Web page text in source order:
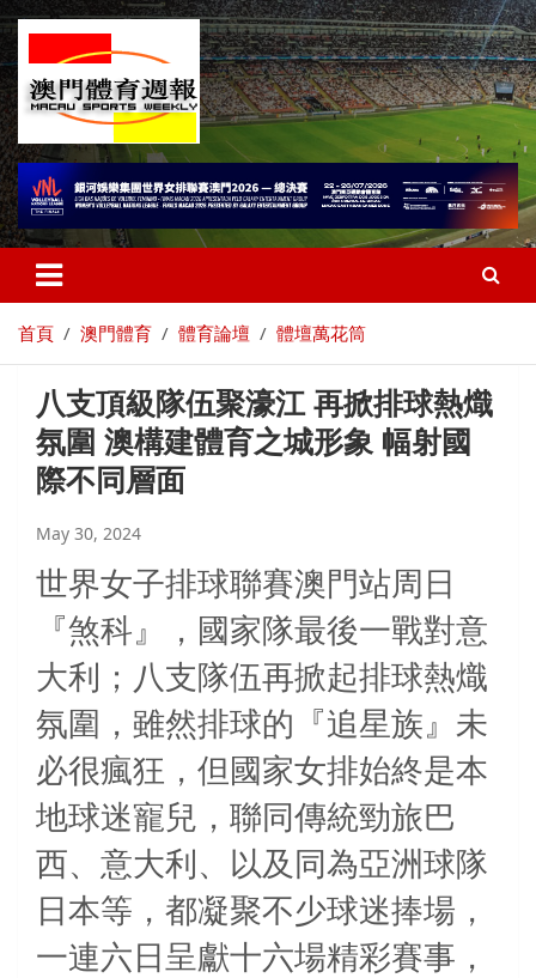
首頁 澳門體育 體育論壇 體壇萬花筒
八支頂級隊伍聚濠江 再掀排球熱熾
氛圍 澳構建體育之城形象 幅射國
際不同層面
May 30, 2024
世界女子排球聯賽澳門站周日
『煞科』，國家隊最後一戰對意
大利；八支隊伍再掀起排球熱熾
氛圍，雖然排球的『追星族』未
必很瘋狂，但國家女排始終是本
地球迷寵兒，聯同傳統勁旅巴
西、意大利、以及同為亞洲球隊
日本等，都凝聚不少球迷捧場，
一連六日呈獻十六場精彩賽事，